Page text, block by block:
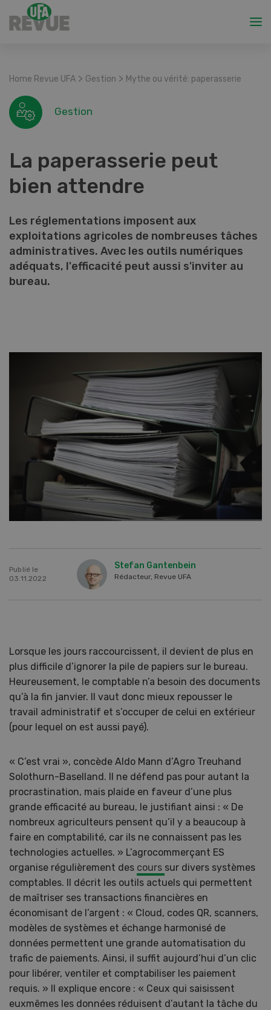
Home Revue UFA > Gestion > Mythe ou vérité: paperasserie
Gestion
La paperasserie peut
bien attendre
Les réglementations imposent aux
exploitations agricoles de nombreuses tâches
administratives. Avec les outils numériques
adéquats, l'efficacité peut aussi s'inviter au
bureau.
Publié le
03.11.2022
Stefan Gantenbein
Rédacteur, Revue UFA
Lorsque les jours raccourcissent, il devient de plus en
plus difficile d’ignorer la pile de papiers sur le bureau.
Heureusement, le comptable n’a besoin des documents
qu’à la fin janvier. Il vaut donc mieux repousser le
travail administratif et s’occuper de celui en extérieur
(pour lequel on est aussi payé).
« C’est vrai », concède Aldo Mann d’Agro Treuhand
Solothurn-Baselland. Il ne défend pas pour autant la
procrastination, mais plaide en faveur d’une plus
grande efficacité au bureau, le justifiant ainsi : « De
nombreux agriculteurs pensent qu’il y a beaucoup à
faire en comptabilité, car ils ne connaissent pas les
technologies actuelles. » L’agrocommerçant ES
organise régulièrement des cours sur divers systèmes
comptables. Il décrit les outils actuels qui permettent
de maîtriser ses transactions financières en
économisant de l’argent : « Cloud, codes QR, scanners,
modèles de systèmes et échange harmonisé de
données permettent une grande automatisation du
trafic de paiements. Ainsi, il suffit aujourd’hui d’un clic
pour libérer, ventiler et comptabiliser les paiement
requis. » Il explique encore : « Ceux qui saisissent
euxmêmes les données réduisent d’autant la tâche du